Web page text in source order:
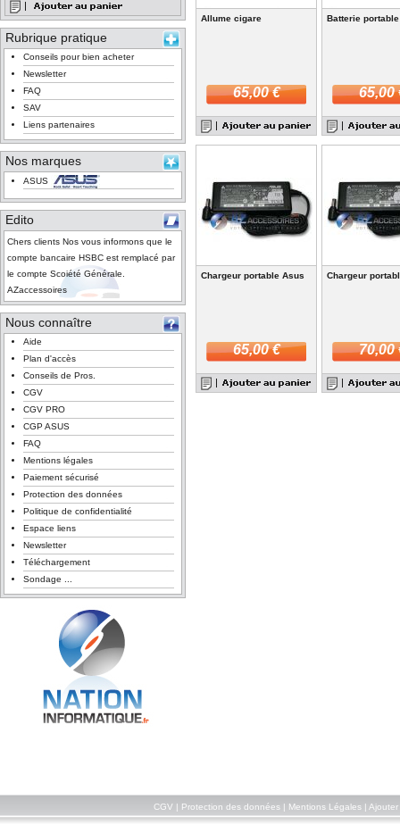
Rubrique pratique
Conseils pour bien acheter
Newsletter
FAQ
SAV
Liens partenaires
Nos marques
ASUS
Edito
Chers clients Nos vous informons que le
compte bancaire HSBC est remplacé par
le compte Scoiété Générale.
AZaccessoires
Nous connaître
Aide
Plan d'accès
Conseils de Pros.
CGV
CGV PRO
CGP ASUS
FAQ
Mentions légales
Paiement sécurisé
Protection des données
Politique de confidentialité
Espace liens
Newsletter
Téléchargement
Sondage ...
Allume cigare
65,00 €
Batterie
65,00
Chargeur portable Asus
65,00 €
Chargeur
70,00
CGV Protection des données| Mentions Légales| Ajouter